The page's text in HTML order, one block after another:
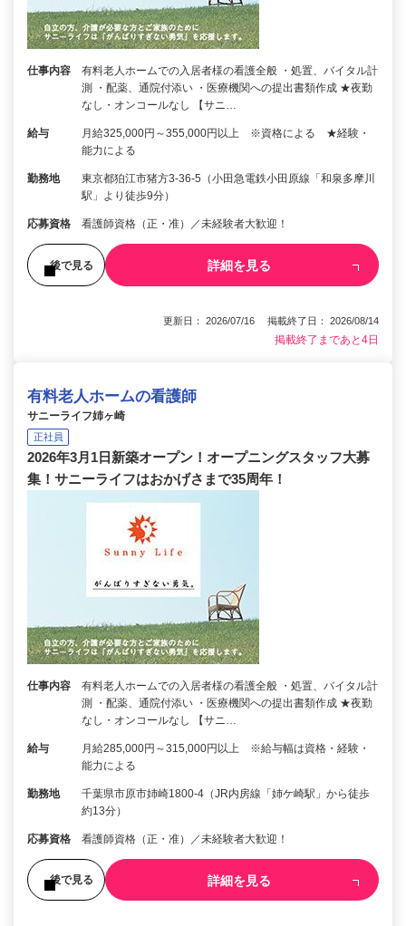
仕事内容
有料老人ホームでの入居者様の看護全般 ・処置、バイタル計
測 ・配薬、通院付添い ・医療機関への提出書類作成 ★夜勤
なし・オンコールなし 【サニ…
給与
月給325,000円～355,000円以上 ※資格による ★経験・
能力による
勤務地
東京都狛江市猪方3-36-5（小田急電鉄小田原線「和泉多摩川
駅」より徒歩9分）
応募資格 看護師資格（正・准）／未経験者大歓迎！
後で見る 詳細を見る
更新日： 2026/07/16 掲載終了日： 2026/08/14
掲載終了まであと4日
有料老人ホームの看護師
サニーライフ姉ヶ崎
正社員
2026年3月1日新築オープン！オープニングスタッフ大募
集！サニーライフはおかげさまで35周年！
仕事内容
有料老人ホームでの入居者様の看護全般 ・処置、バイタル計
測 ・配薬、通院付添い ・医療機関への提出書類作成 ★夜勤
なし・オンコールなし 【サニ…
給与
月給285,000円～315,000円以上 ※給与幅は資格・経験・
能力による
勤務地
千葉県市原市姉崎1800-4（JR内房線「姉ケ崎駅」から徒歩
約13分）
応募資格 看護師資格（正・准）／未経験者大歓迎！
後で見る 詳細を見る